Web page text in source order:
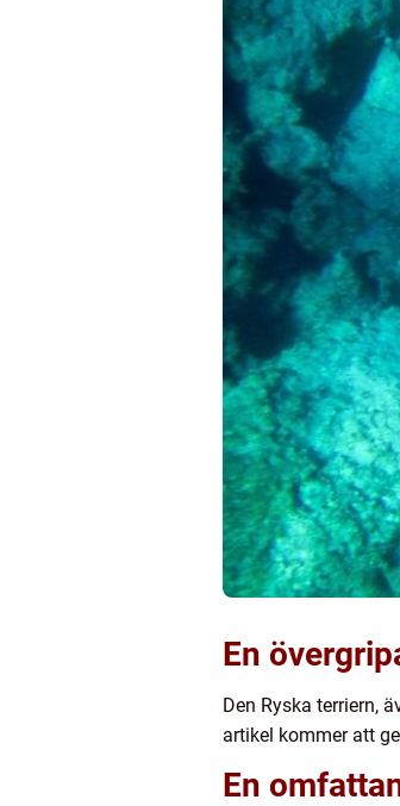
En
Den Ryska terriern,
artikel kommer att
En